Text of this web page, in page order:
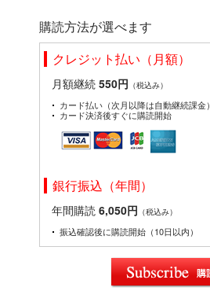
購読方法が選べます
クレジット払い（月額）
月額継続 550円 （税込み）
カード払い（次月以降は自動継続課金）
カード決済後すぐに購読開始
銀行振込（年間）
年間購読 6,050円 （税込み）
振込確認後に購読開始（10日以内）